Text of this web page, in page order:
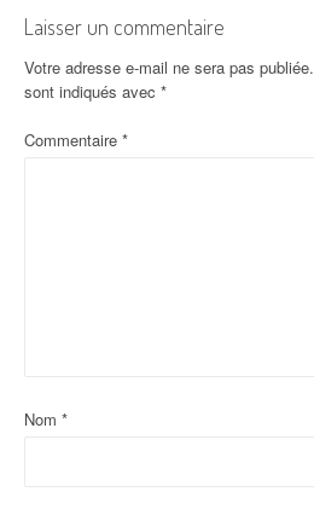
Laisser un commentaire
Votre adresse e-mail ne sera pas publiée.
sont indiqués avec *
Commentaire *
Nom *